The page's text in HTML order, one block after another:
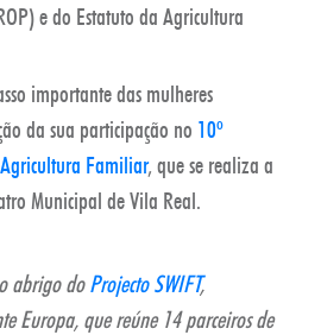
e do Estatuto da Agricultura
importante das mulheres
da sua participação no 10º
Familiar, que se realiza a
Municipal de Vila Real.
abrigo doProjecto SWIFT,
Europa, que reúne 14 parceiros de